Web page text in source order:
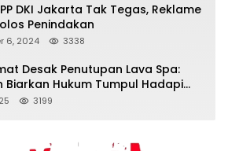
DKI Jakarta Tak Tegas, Reklame
Penindakan
6, 2024 3338
Desak Penutupan Lava Spa:
Biarkan Hukum Tumpul Hadapi
3199